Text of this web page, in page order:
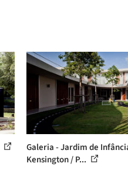
Galeria - Jardim de
Kensington / P...